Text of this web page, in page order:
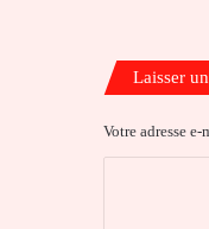
Laisser
Votre adresse e-